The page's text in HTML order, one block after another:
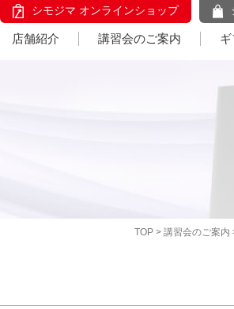
シモジマ オンラインショップ
店舗紹介 講習会のご案内
TOP > 講習会のご案内